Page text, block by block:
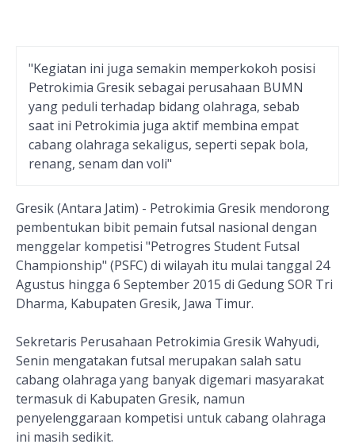
"Kegiatan ini juga semakin memperkokoh posisi
Petrokimia Gresik sebagai perusahaan BUMN
yang peduli terhadap bidang olahraga, sebab
saat ini Petrokimia juga aktif membina empat
cabang olahraga sekaligus, seperti sepak bola,
renang, senam dan voli"
Gresik (Antara Jatim) - Petrokimia Gresik mendorong
pembentukan bibit pemain futsal nasional dengan
menggelar kompetisi "Petrogres Student Futsal
Championship" (PSFC) di wilayah itu mulai tanggal 24
Agustus hingga 6 September 2015 di Gedung SOR Tri
Dharma, Kabupaten Gresik, Jawa Timur.
Sekretaris Perusahaan Petrokimia Gresik Wahyudi,
Senin mengatakan futsal merupakan salah satu
cabang olahraga yang banyak digemari masyarakat
termasuk di Kabupaten Gresik, namun
penyelenggaraan kompetisi untuk cabang olahraga
ini masih sedikit.